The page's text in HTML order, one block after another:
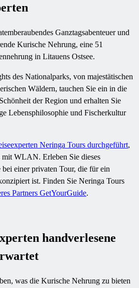
Ganztagsabenteuer und
Kurische Nehrung, eine 51
in Litauens Ostsee.
des Nationalparks, von majestätischen
Wäldern, tauchen Sie ein in die
der Region und erhalten Sie
Lebensphilosophie und Fischerkultur
Neringa Tours durchgeführt,
WLAN. Erleben Sie dieses
einer privaten Tour, die für ein
ist. Finden Sie Neringa Tours
Partners GetYourGuide.
handverlesene
was die Kurische Nehrung zu bieten